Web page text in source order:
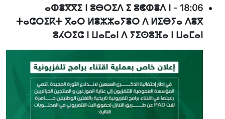
18:06
-
ⴰⵀⴻⴳⴳⵉ ⵏ ⵓⴱⵔⵉⴷ ⵉ ⵓⵞⵀⴻⴷ ⵏ
ⵜⴰⵛⵔⵉⴽⵜ ⴳⴰⵔ ⵍⴻⵣⵣⴰⵢⴻⵔ ⴷ ⵍⵉⴱⵢⴰ ⴷⴻⴳ
ⵓⵃⵔⵉⵛ ⵏ ⵡⴰⵎⴰⵏ ⴷ ⵢⵉⵙⵓⴼⴰ ⵏ ⵡⴰⵎⴰⵏ